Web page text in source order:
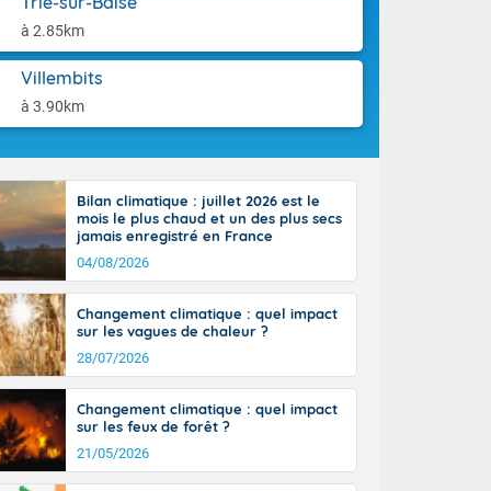
à 2.85km
Villembits
à 3.90km
l'après-
14
il fait
30 à 35
Bilan climatique : juillet 2026 est le
mois le plus chaud et un des plus secs
jamais enregistré en France
04/08/2026
Changement climatique : quel impact
sur les vagues de chaleur ?
28/07/2026
Changement climatique : quel impact
sur les feux de forêt ?
21/05/2026